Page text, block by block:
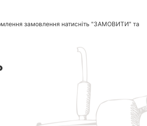
замовлення натисніть "ЗАМОВИТИ" та